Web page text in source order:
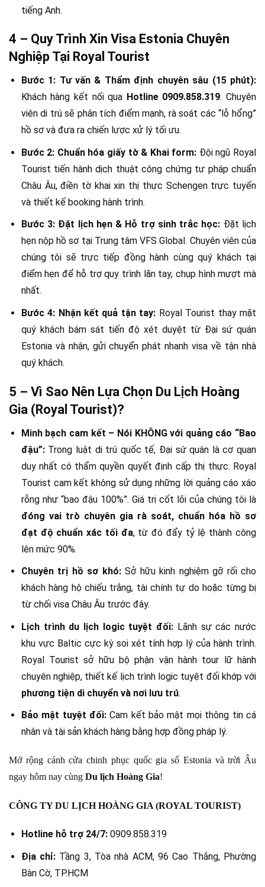
tiếng Anh.
4 – Quy Trình Xin Visa Estonia Chuyên
Nghiệp Tại Royal Tourist
Bước 1: Tư vấn & Thẩm định chuyên sâu (15 phút):
Khách hàng kết nối qua Hotline 0909.858.319. Chuyên
viên di trú sẽ phân tích điểm mạnh, rà soát các “lỗ hổng”
hồ sơ và đưa ra chiến lược xử lý tối ưu.
Bước 2: Chuẩn hóa giấy tờ & Khai form: Đội ngũ Royal
Tourist tiến hành dịch thuật công chứng tư pháp chuẩn
Châu Âu, điền tờ khai xin thị thực Schengen trực tuyến
và thiết kế booking hành trình.
Bước 3: Đặt lịch hẹn & Hỗ trợ sinh trắc học: Đặt lịch
hẹn nộp hồ sơ tại Trung tâm VFS Global. Chuyên viên của
chúng tôi sẽ trực tiếp đồng hành cùng quý khách tại
điểm hẹn để hỗ trợ quy trình lăn tay, chụp hình mượt mà
nhất.
Bước 4: Nhận kết quả tận tay: Royal Tourist thay mặt
quý khách bám sát tiến độ xét duyệt từ Đại sứ quán
Estonia và nhận, gửi chuyển phát nhanh visa về tận nhà
quý khách.
5 – Vì Sao Nên Lựa Chọn Du Lịch Hoàng
Gia (Royal Tourist)?
Minh bạch cam kết – Nói KHÔNG với quảng cáo “Bao
đậu”:Trong luật di trú quốc tế, Đại sứ quán là cơ quan
duy nhất có thẩm quyền quyết định cấp thị thực. Royal
Tourist cam kết không sử dụng những lời quảng cáo xáo
rỗng như “bao đậu 100%”. Giá trị cốt lõi của chúng tôi là
đóng vai trò chuyên gia rà soát, chuẩn hóa hồ sơ
đạt độ chuẩn xác tối đa, từ đó đẩy tỷ lệ thành công
lên mức 90%.
Chuyên trị hồ sơ khó:Sở hữu kinh nghiệm gỡ rối cho
khách hàng hộ chiếu trắng, tài chính tự do hoặc từng bị
từ chối visa Châu Âu trước đây.
Lịch trình du lịch logic tuyệt đối: Lãnh sự các nước
khu vực Baltic cực kỳ soi xét tính hợp lý của hành trình.
Royal Tourist sở hữu bộ phận vận hành tour lữ hành
chuyên nghiệp, thiết kế lịch trình logic tuyệt đối khớp với
phương tiện di chuyển và nơi lưu trú.
Bảo mật tuyệt đối:Cam kết bảo mật mọi thông tin cá
nhân và tài sản khách hàng bằng hợp đồng pháp lý.
Mở rộng cánh cửa chinh phục quốc gia số Estonia và trời Âu
ngay hôm nay cùng Du lịch Hoàng Gia!
CÔNG TY DU LỊCH HOÀNG GIA (ROYAL TOURIST)
Hotline hỗ trợ 24/7:0909.858.319
Địa chỉ: Tầng 3, Tòa nhà ACM, 96 Cao Thắng, Phường
Bàn Cờ, TP.HCM